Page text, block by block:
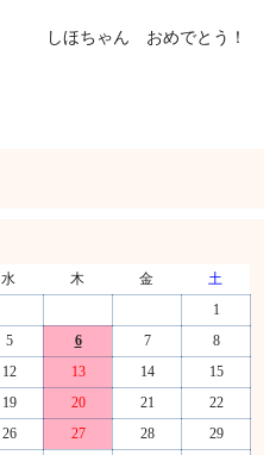
しほちゃん おめでとう！
水 木 金
土
1
5 6 7
8
12 13 14
15
19 20 21
22
26 27 28
29